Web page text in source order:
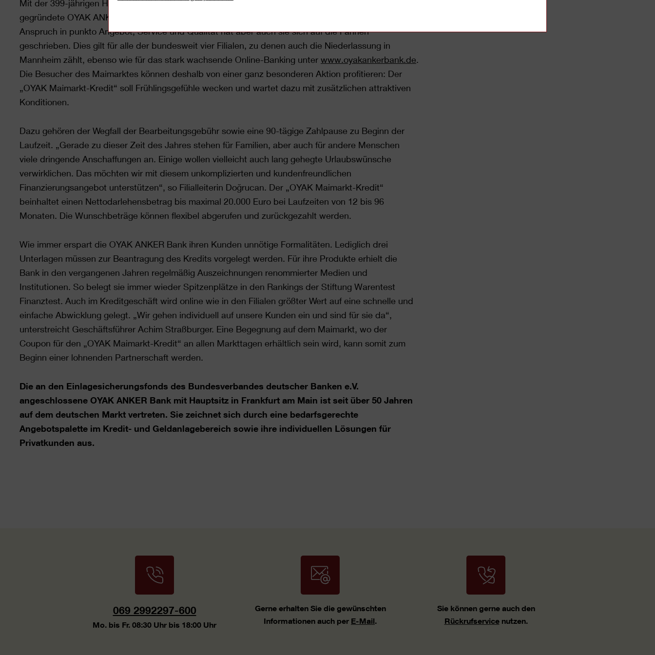
Mit der 399-jährigen Historie des Marktes kann die 1958 in Koblenz als Allgemeine Teilzahlungsbank
gegründete OYAK ANKER Bank zwar nicht ganz mithalten. Regionale Verwurzelung bei globalem
Anspruch in punkto Angebot, Service und Qualität hat aber auch sie sich auf die Fahnen
geschrieben. Dies gilt für alle der bundesweit vier Filialen, zu denen auch die Niederlassung in
Mannheim zählt, ebenso wie für das stark wachsende Online-Banking unter www.oyakankerbank.de.
Die Besucher des Maimarktes können deshalb von einer ganz besonderen Aktion profitieren: Der
„OYAK Maimarkt-Kredit“ soll Frühlingsgefühle wecken und wartet dazu mit zusätzlichen attraktiven
Konditionen.
Dazu gehören der Wegfall der Bearbeitungsgebühr sowie eine 90-tägige Zahlpause zu Beginn der
Laufzeit. „Gerade zu dieser Zeit des Jahres stehen für Familien, aber auch für andere Menschen
viele dringende Anschaffungen an. Einige wollen vielleicht auch lang gehegte Urlaubswünsche
verwirklichen. Das möchten wir mit diesem unkomplizierten und kundenfreundlichen
Finanzierungsangebot unterstützen“, so Filialleiterin Doğrucan. Der „OYAK Maimarkt-Kredit“
beinhaltet einen Nettodarlehensbetrag bis maximal 20.000 Euro bei Laufzeiten von 12 bis 96
Monaten. Die Wunschbeträge können flexibel abgerufen und zurückgezahlt werden.
Wie immer erspart die OYAK ANKER Bank ihren Kunden unnötige Formalitäten. Lediglich drei
Unterlagen müssen zur Beantragung des Kredits vorgelegt werden. Für ihre Produkte erhielt die
Bank in den vergangenen Jahren regelmäßig Auszeichnungen renommierter Medien und
Institutionen. So belegt sie immer wieder Spitzenplätze in den Rankings der Stiftung Warentest
Finanztest. Auch im Kreditgeschäft wird online wie in den Filialen größter Wert auf eine schnelle und
einfache Abwicklung gelegt. „Wir gehen individuell auf unsere Kunden ein und sind für sie da“,
unterstreicht Geschäftsführer Achim Straßburger. Eine Begegnung auf dem Maimarkt, wo der
Coupon für den „OYAK Maimarkt-Kredit“ an allen Markttagen erhältlich sein wird, kann somit zum
Beginn einer lohnenden Partnerschaft werden.
Die an den Einlagesicherungsfonds des Bundesverbandes deutscher Banken e.V.
angeschlossene OYAK ANKER Bank mit Hauptsitz in Frankfurt am Main ist seit über 50 Jahren
auf dem deutschen Markt vertreten. Sie zeichnet sich durch eine bedarfsgerechte
Angebotspalette im Kredit- und Geldanlagebereich sowie ihre individuellen Lösungen für
Privatkunden aus.
069 2992297-600
Mo. bis Fr. 08:30 Uhr bis 18:00 Uhr
Gerne erhalten Sie die gewünschten
Informationen auch per E-Mail.
Sie können gerne auch den
Rückrufservicenutzen.